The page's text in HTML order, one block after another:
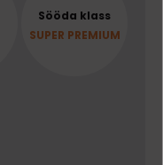
Sööda klass
SUPER PREMIUM